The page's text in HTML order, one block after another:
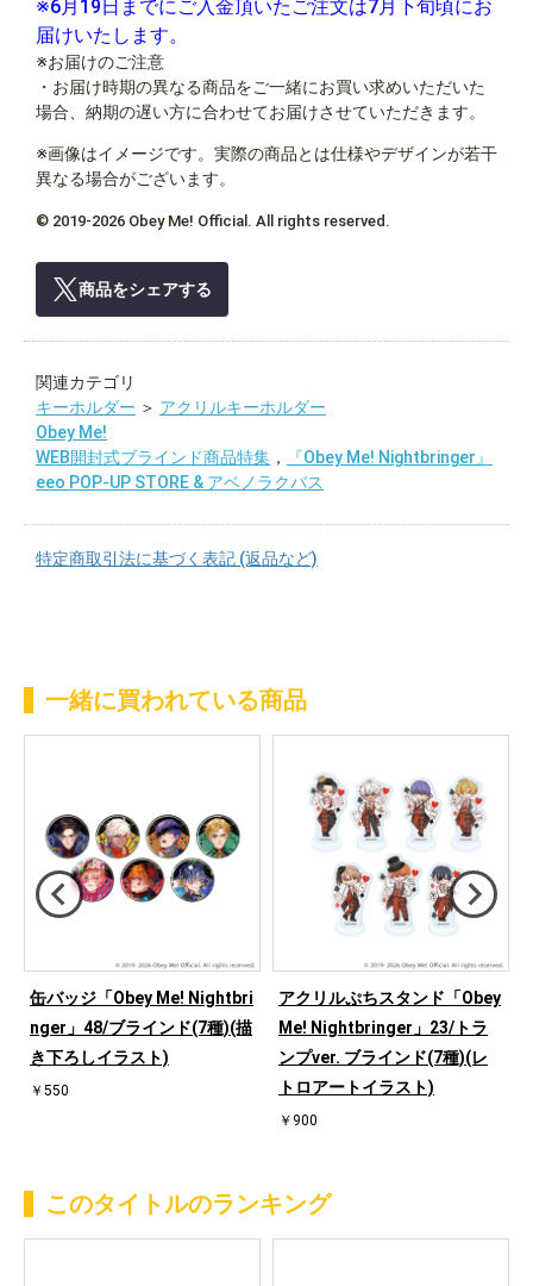
※6月19日までにご入金頂いたご注文は7月下旬頃にお
届けいたします。
※お届けのご注意
・お届け時期の異なる商品をご一緒にお買い求めいただいた
場合、納期の遅い方に合わせてお届けさせていただきます。
※画像はイメージです。実際の商品とは仕様やデザインが若干
異なる場合がございます。
© 2019‐2026 Obey Me! Official. All rights reserved.
商品をシェアする
関連カテゴリ
キーホルダー ＞ アクリルキーホルダー
Obey Me!
WEB開封式ブラインド商品特集 ，
『Obey Me! Nightbringer』
eeo POP-UP STORE & アベノラクバス
特定商取引法に基づく表記 (返品など)
一緒に買われている商品
缶バッジ「Obey Me! Nightbri
nger」48/ブラインド(7種)(描
き下ろしイラスト)
￥550
アクリルぷちスタンド「Obey
Me! Nightbringer」23/トラ
ンプver. ブラインド(7種)(レ
トロアートイラスト)
￥900
このタイトルのランキング